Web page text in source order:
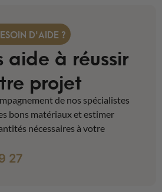
D'AIDE ?
aide à réussir
projet
de nos spécialistes
bons matériaux et estimer
nécessaires à votre
27